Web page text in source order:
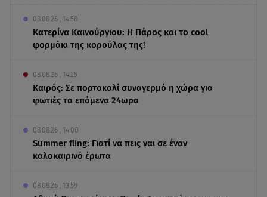
08.08.26 , 14:50
Κατερίνα Καινούργιου: Η Πάρος και το cool
φορμάκι της κορούλας της!
08.08.26 , 14:25
Καιρός: Σε πορτοκαλί συναγερμό η χώρα για
φωτιές τα επόμενα 24ωρα
08.08.26 , 14:00
Summer fling: Γιατί να πεις ναι σε έναν
καλοκαιρινό έρωτα
08.08.26 , 13:59